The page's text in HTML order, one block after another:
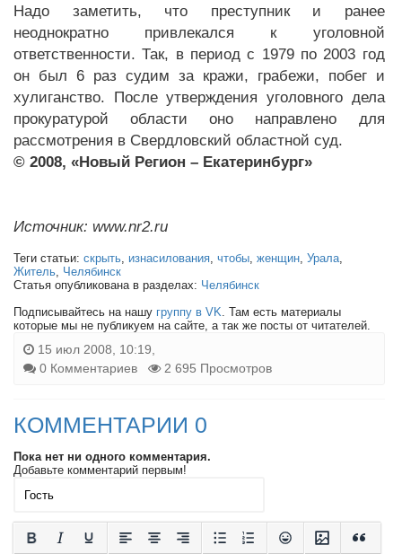
Надо заметить, что преступник и ранее
неоднократно привлекался к уголовной
ответственности. Так, в период с 1979 по 2003 год
он был 6 раз судим за кражи, грабежи, побег и
хулиганство. После утверждения уголовного дела
прокуратурой области оно направлено для
рассмотрения в Свердловский областной суд.
© 2008, «Новый Регион – Екатеринбург»
Источник: www.nr2.ru
Теги статьи: скрыть, изнасилования, чтобы, женщин, Урала,
Житель, Челябинск
Статья опубликована в разделах: Челябинск
Подписывайтесь на нашу группу в VK. Там есть материалы
которые мы не публикуем на сайте, а так же посты от читателей.
15 июл 2008, 10:19,
0 Комментариев
2 695 Просмотров
КОММЕНТАРИИ 0
Пока нет ни одного комментария.
Добавьте комментарий первым!